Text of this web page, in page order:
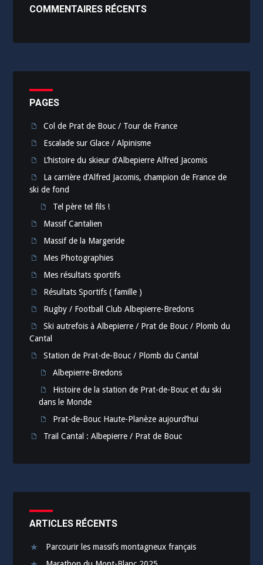
COMMENTAIRES RÉCENTS
PAGES
Col de Prat de Bouc / Tour de France
Escalade sur Glace / Alpinisme
L’histoire du skieur d’Albepierre Alfred Jacomis
La carrière d’Alfred Jacomis, champion de France de
ski de fond
Tel père tel fils !
Massif Cantalien
Massif de la Margeride
Mes Photographies
Mes résultats sportifs
Résultats Sportifs ( famille )
Rugby / Football Club Albepierre-Bredons
Ski autrefois à Albepierre / Prat de Bouc / Plomb du
Cantal
Station de Prat-de-Bouc / Plomb du Cantal
Albepierre-Bredons
Histoire de la station de Prat-de-Bouc et du ski
dans le Monde
Prat-de-Bouc Haute-Planèze aujourd’hui
Trail Cantal : Albepierre / Prat de Bouc
ARTICLES RÉCENTS
Parcourir les massifs montagneux français